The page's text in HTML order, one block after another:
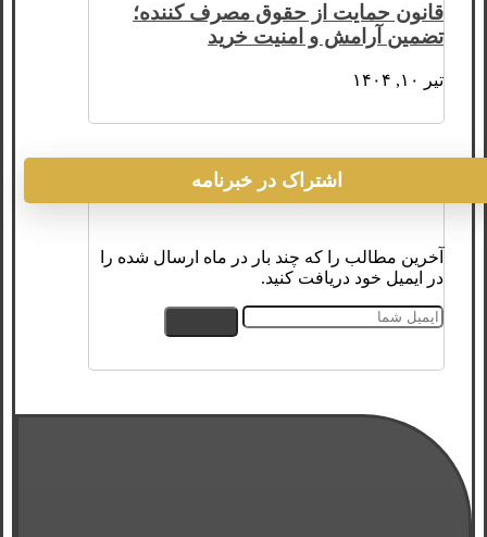
قانون حمایت از حقوق مصرف کننده؛
تضمین آرامش و امنیت خرید
تیر ۱۰, ۱۴۰۴
اشتراک در خبرنامه
آخرین مطالب را که چند بار در ماه ارسال شده را
در ایمیل خود دریافت کنید.